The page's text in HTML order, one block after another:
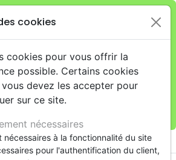
commande au 11 rue de Rive,
Genèveclose
ligne est limitée au retrait en
à domicile, veuillez passer vos
boutique La Maison de la Bible
shopping_cart
cookies
cookies pour vous offrir la
possible. Certains cookies
devez les accepter pour
sur ce site.
nécessaires
nécessaires à la fonctionnalité du site
pour l'authentification du client,